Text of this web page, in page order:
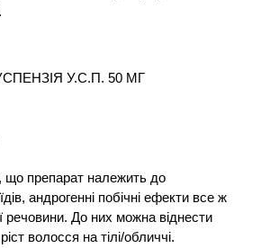
У.С.П. 50 МГ
препарат належить до
андрогенні побічні ефекти все ж
речовини. До них можна віднести
волосся на тілі/обличчі.